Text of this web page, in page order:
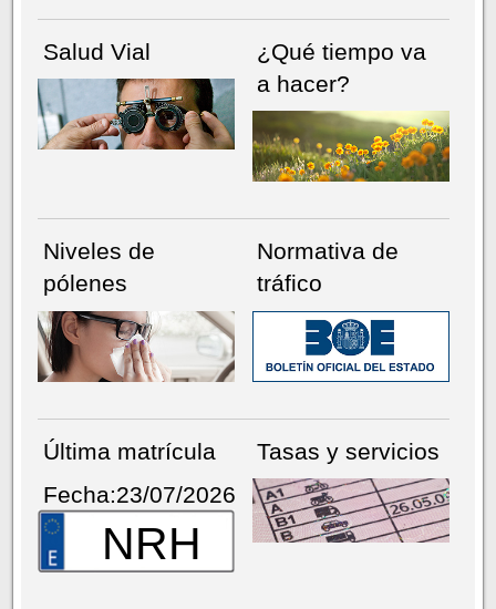
Salud Vial
¿Qué tiempo va
a hacer?
Niveles de
pólenes
Normativa de
tráfico
Última matrícula
Fecha:23/07/2026
NRH
Tasas y servicios